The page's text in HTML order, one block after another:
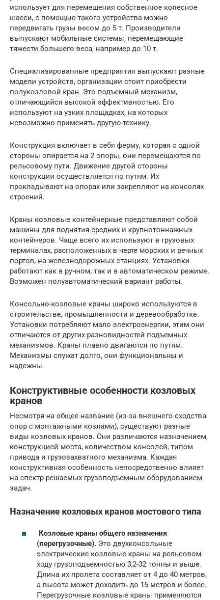
использует для перемещения собственное колесное
шасси, с помощью такого устройства можно
передвигать грузы весом до 5 т. Производители
выпускают мобильные системы, перемещающие
тяжести большего веса, например до 10 т.
Специализированные предприятия выпускают разные
модели устройств, организации стоит приобрести
полукозловой кран. Это подъемный механизм,
отличающийся высокой эффективностью. Его
используют на узких площадках, на которых
невозможно применять другую технику.
Конструкция включает в себя ферму, которая с одной
стороны опирается на 2 опоры, они перемещаются по
рельсовому пути. Движение другой стороны
конструкции осуществляется по путям. Их
прокладывают на опорах или закрепляют на консолях
строений.
Краны козловые контейнерные представляют собой
машины для поднятия средних и крупнотоннажных
контейнеров. Чаще всего их используют в грузовых
терминалах, расположенных в черте морских и речных
портов, на железнодорожных станциях. Установки
работают как в ручном, так и в автоматическом режиме.
Возможен полуавтоматический вариант работы.
Консольно-козловые краны широко используются в
строительстве, промышленности и деревообработке.
Установки потребляют мало электроэнергии, этим они
отличаются от других разновидностей подъемных
механизмов. Краны плавно двигаются по путям.
Механизмы служат долго, они функциональны и
надежны.
Конструктивные особенности козловых
кранов
Несмотря на общее название (из-за внешнего сходства
опор с монтажными козлами), существуют разные
виды козловых кранов. Они различаются назначением,
конструкцией моста, количеством консолей, типом
привода и грузозахватного механизма. Каждая
конструктивная особенность непосредственно влияет
на спектр решаемых грузоподъемным оборудованием
задач.
Назначение козловых кранов мостового типа
Козловые краны общего назначения
(перегрузочные). Это двухконсольные
электрические козловые краны на рельсовом
ходу грузоподъемностью 3,2-32 тонны и выше.
Длина их пролета составляет от 4 до 40 метров,
а высота может доходить до 15 метров и более.
Перегрузочные козловые краны применяются